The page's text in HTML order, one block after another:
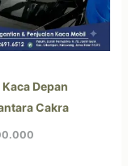
Depan
Cakra